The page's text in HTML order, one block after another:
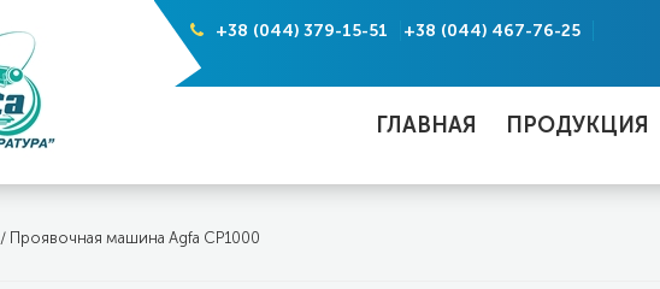
+38 (044) 379-15-51 +38 (044) 467-76-25
ГЛАВНАЯ ПРОДУКЦИЯ
/ Проявочная машина Agfa CP1000